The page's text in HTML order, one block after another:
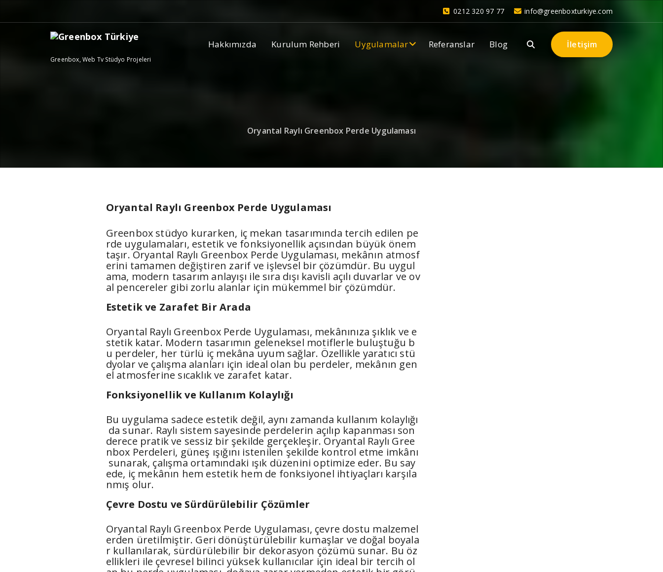
content
info@greenboxturkiye.com
0212 320 97 77
Greenbox, Web Tv Stüdyo Projeleri
Hakkımızda Kurulum Rehberi Uygulamalar Referanslar Blog İletişim
Oryantal Raylı Greenbox Perde Uygulaması
Oryantal Raylı Greenbox Perde Uygulaması
Greenbox stüdyo kurarken, iç mekan tasarımında tercih edilen pe
rde uygulamaları, estetik ve fonksiyonellik açısından büyük önem
taşır. Oryantal Raylı Greenbox Perde Uygulaması, mekânın atmosf
erini tamamen değiştiren zarif ve işlevsel bir çözümdür. Bu uygul
ama, modern tasarım anlayışı ile sıra dışı kavisli açılı duvarlar ve ov
al pencereler gibi zorlu alanlar için mükemmel bir çözümdür.
Estetik ve Zarafet Bir Arada
Oryantal Raylı Greenbox Perde Uygulaması, mekânınıza şıklık ve e
stetik katar. Modern tasarımın geleneksel motiflerle buluştuğu b
u perdeler, her türlü iç mekâna uyum sağlar. Özellikle yaratıcı stü
dyolar ve çalışma alanları için ideal olan bu perdeler, mekânın gen
el atmosferine sıcaklık ve zarafet katar.
Fonksiyonellik ve Kullanım Kolaylığı
Bu uygulama sadece estetik değil, aynı zamanda kullanım kolaylığı
da sunar. Raylı sistem sayesinde perdelerin açılıp kapanması son
derece pratik ve sessiz bir şekilde gerçekleşir. Oryantal Raylı Gree
nbox Perdeleri, güneş ışığını istenilen şekilde kontrol etme imkânı
sunarak, çalışma ortamındaki ışık düzenini optimize eder. Bu say
ede, iç mekânın hem estetik hem de fonksiyonel ihtiyaçları karşıla
nmış olur.
Çevre Dostu ve Sürdürülebilir Çözümler
Oryantal Raylı Greenbox Perde Uygulaması, çevre dostu malzemel
erden üretilmiştir. Geri dönüştürülebilir kumaşlar ve doğal boyala
r kullanılarak, sürdürülebilir bir dekorasyon çözümü sunar. Bu öz
ellikleri ile çevresel bilinci yüksek kullanıcılar için ideal bir tercih ol